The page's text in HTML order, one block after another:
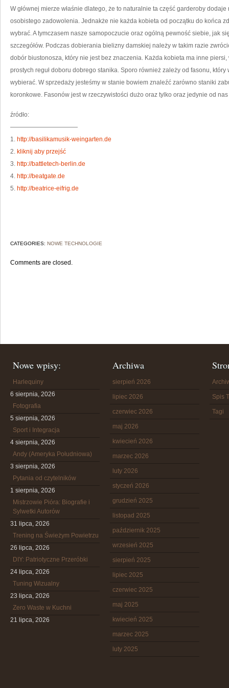
W głównej mierze właśnie dlatego, że to naturalnie ta część garderoby
osobistego zadowolenia. Jednakże nie każda kobieta od początku do końca
wybrać. A tymczasem nasze samopoczucie oraz ogólną pewność siebie, jak
szczegółów. Podczas dobierania bielizny damskiej należy w takim razie
dobór biustonosza, który nie jest bez znaczenia. Każda kobieta ma inne
prostych reguł doboru dobrego stanika. Sporo również zależy od fasonu,
wybierać. W sprzedaży jesteśmy w stanie bowiem znaleźć zarówno staniki
koronkowe. Fasonów jest w rzeczywistości dużo oraz tylko oraz jedynie od
źródło:
———————————
1. http://basilikamusik-weingarten.de
2. kliknij aby przejść
3. http://battletech-berlin.de
4. http://beatgate.de
5. http://beatrice-eifrig.de
CATEGORIES: NOWE TECHNOLOGIE
Comments are closed.
Nowe wpisy:
Harlequiny
6 sierpnia, 2026
Fotografia
5 sierpnia, 2026
Sport i Integracja
4 sierpnia, 2026
Andy (Ameryka Południowa)
3 sierpnia, 2026
Pytania od czytelników
1 sierpnia, 2026
Mistrzowie Pióra: Biografie i
Sylwetki Autorów
31 lipca, 2026
Trening na Świeżym Powietrzu
26 lipca, 2026
DIY: Patriotyczne Przeróbki
24 lipca, 2026
Tuning Wizualny
23 lipca, 2026
Zero Waste w Kuchni
21 lipca, 2026
Archiwa
sierpień 2026
lipiec 2026
czerwiec 2026
maj 2026
kwiecień 2026
marzec 2026
luty 2026
styczeń 2026
grudzień 2025
listopad 2025
październik 2025
wrzesień 2025
sierpień 2025
lipiec 2025
czerwiec 2025
maj 2025
kwiecień 2025
marzec 2025
luty 2025
Spis
Tagi